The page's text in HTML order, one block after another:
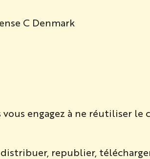
C Denmark
engagez à ne réutiliser
republier,